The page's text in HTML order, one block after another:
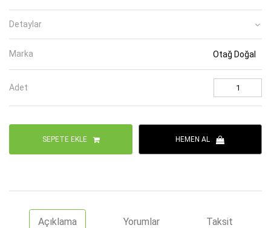
Detaylar
Marka Otağ Doğal
Adet
SEPETE EKLE HEMEN AL
Açıklama Yorumlar Taksit